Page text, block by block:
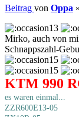
Beitrag von Oppa »
Mirko, auch von
Schnappszahl-
KTM 990
es waren einmal...
ZZR600E13-05